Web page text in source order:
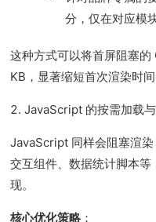
分，仅在对应模
这种方式可以将首屏阻塞
KB，显著缩短首次渲染时
2. JavaScript 的按需加载
JavaScript 同样会阻塞渲染
交互组件、数据统计脚本
现。
核心优化策略 ：